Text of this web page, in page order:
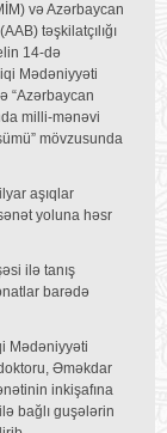
və Azərbaycan
təşkilatçılığı
14-də
Mədəniyyəti
“Azərbaycan
milli-mənəvi
mövzusunda
aşıqlar
yoluna həsr
ilə tanış
barədə
Mədəniyyəti
Əməkdar
inkişafına
bağlı guşələrin